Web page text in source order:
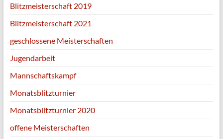
Blitzmeisterschaft 2019
Blitzmeisterschaft 2021
geschlossene Meisterschaften
Jugendarbeit
Mannschaftskampf
Monatsblitzturnier
Monatsblitzturnier 2020
offene Meisterschaften